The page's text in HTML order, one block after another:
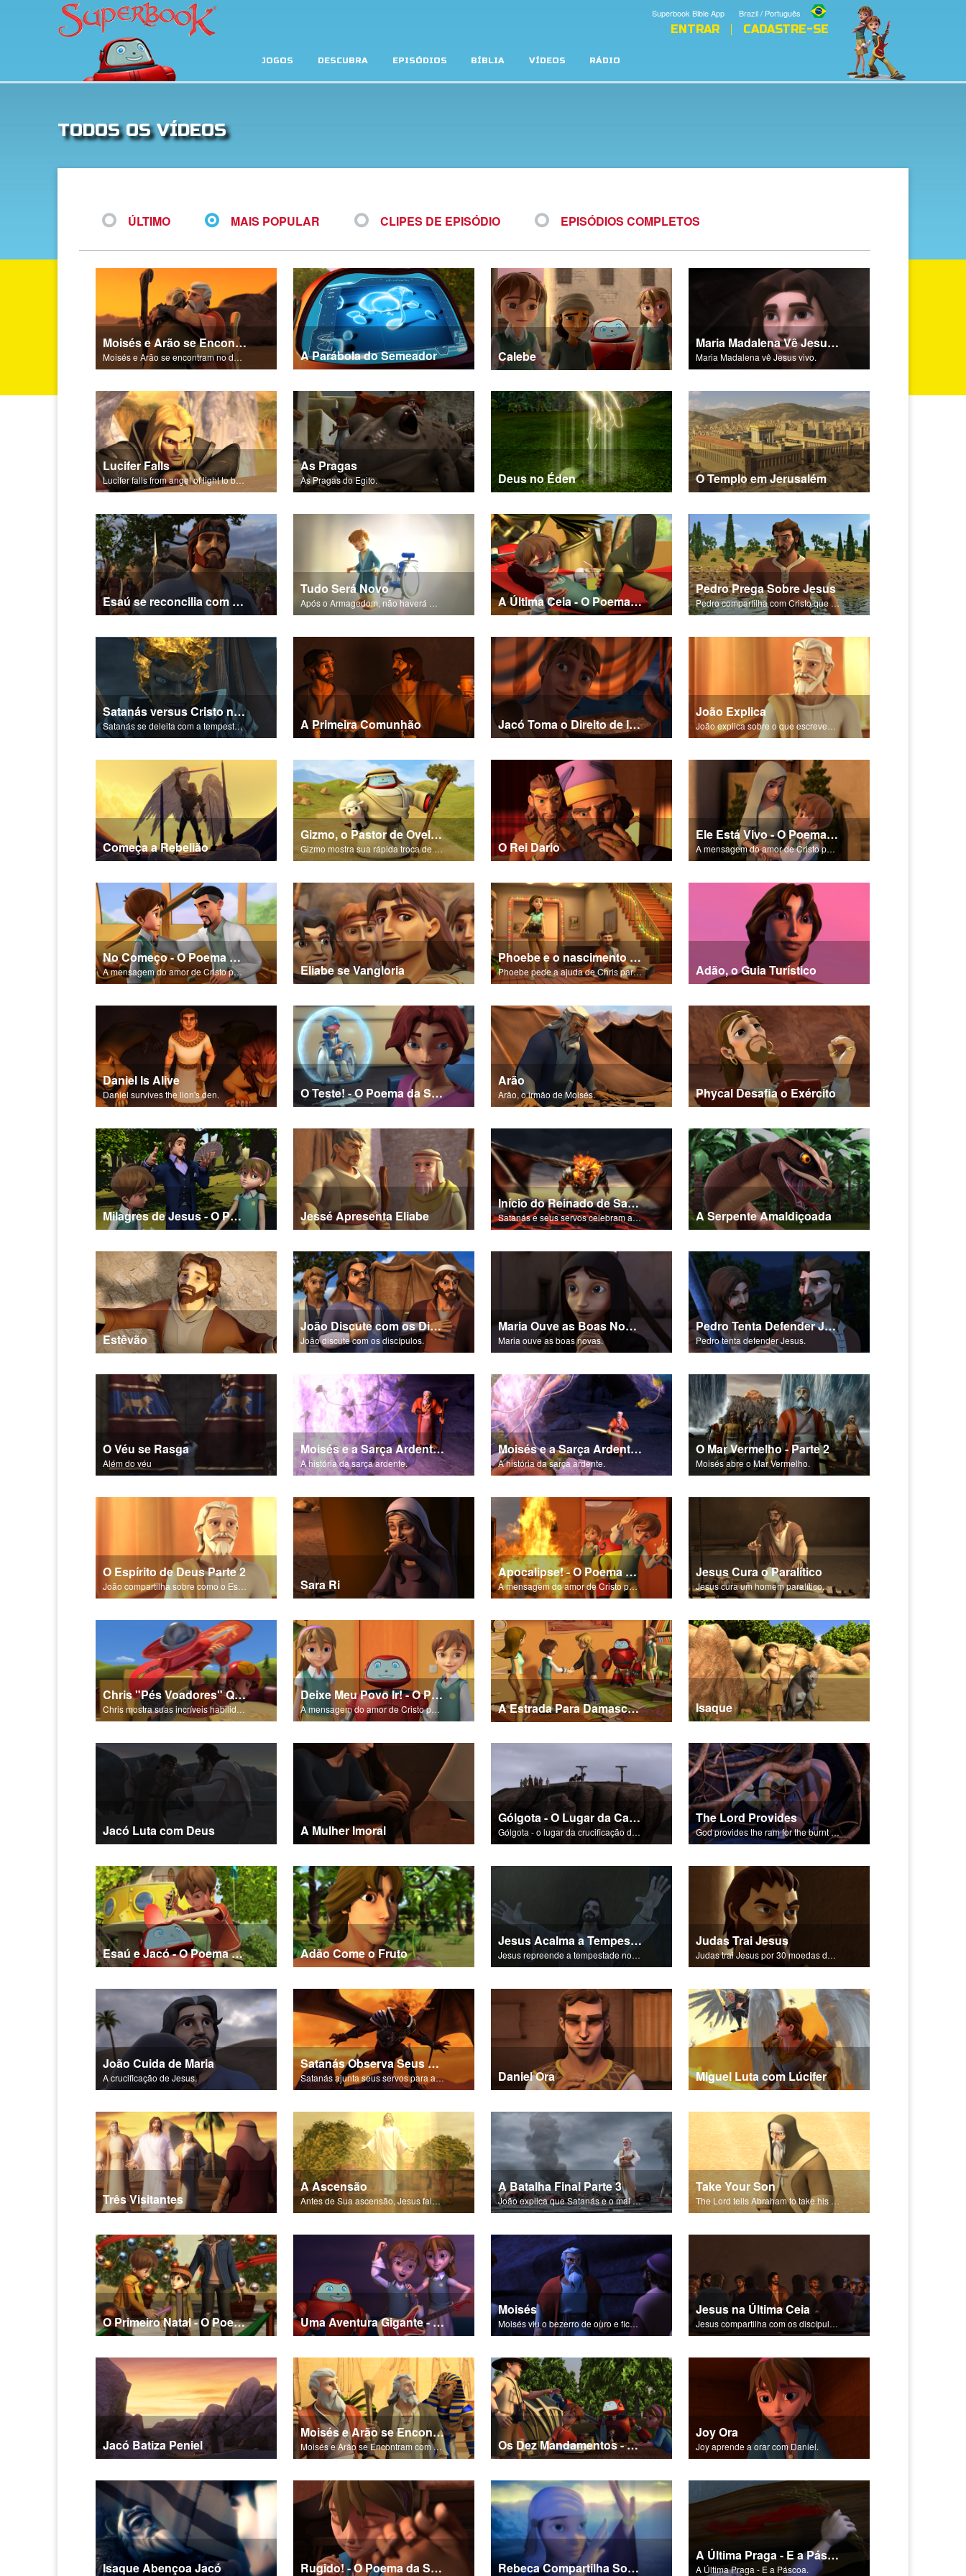
Brazil / Português
Superbook Bible App
ENTRAR CADASTRE-SE
JOGOS DESCUBRA EPISÓDIOS BÍBLIA VÍDEOS RÁDIO
TODOS OS VÍDEOS
ÚLTIMO MAIS POPULAR CLIPES DE EPISÓDIO EPISÓDIOS COMPLETOS
Moisés e Arão se Encontram no Deserto
Moisés e Arão se encontram no deserto. A Parábola do Semeador Calebe
Maria Madalena Vê Jesus Vivo
Maria Madalena vê Jesus vivo.
Lucifer Falls
Lucifer falls from angel of light to become Satan.
As Pragas
As Pragas do Egito. Deus no Éden O Templo em Jerusalém
Esaú se reconcilia com Jacó
Tudo Será Novo
A Última Ceia - O Poema da Salvação
Pedro Prega Sobre Jesus
Pedro compartilha com Cristo que os milagres de Jesus vêm de Deus.
Satanás versus Cristo na Tempestade
Satanás se deleita com a tempestade se aproximando na Galileia. A Primeira Comunhão Jacó Toma o Direito de Irmão Mais Velho de Esaú
João Explica
Começa a Rebelião
Gizmo, o Pastor de Ovelhas
Gizmo mostra sua rápida troca de habilidades e se torna um pastor de ovelhas. O Rei Dario
Ele Está Vivo - O Poema da Salvação
A mensagem do amor de Cristo por cada um de nós.
No Começo - O Poema da Salvação
A mensagem do amor de Cristo por cada um de nós. Eliabe se Vangloria
Phoebe e o nascimento de Jesus
Phoebe pede a ajuda de Chris para a cena do nascimento de Jesus. Adão, o Guia Turístico
Daniel Is Alive
Daniel survives the lion's den. O Teste! - O Poema da Salvação
Arão
Arão, o irmão de Moisés. Phycal Desafia o Exército
Milagres de Jesus - O Poema da Salvação Jessé Apresenta Eliabe
Início do Reinado de Satanás
Satanás e seus servos celebram a queda de Adão e Eva no Éden. A Serpente Amaldiçoada
Estêvão
João Discute com os Discípulos
João discute com os discípulos.
Maria Ouve as Boas Novas
Maria ouve as boas novas.
Pedro Tenta Defender Jesus
Pedro tenta defender Jesus.
O Véu se Rasga
Além do véu
Moisés e a Sarça Ardente - Parte 2
A história da sarça ardente.
Moisés e a Sarça Ardente - Parte 3
A história da sarça ardente.
O Mar Vermelho - Parte 2
Moisés abre o Mar Vermelho.
O Espírito de Deus Parte 2
Sara Ri
Apocalipse! - O Poema da Salvação
A mensagem do amor de Cristo por cada um de nós.
Jesus Cura o Paralítico
Jesus cura um homem paralítico.
Chris "Pés Voadores" Quantum
Chris mostra suas incríveis habilidades no skate para Joy e Gizmo.
Deixe Meu Povo Ir! - O Poema da Salvação
A mensagem do amor de Cristo por nós em "Deixe Meu Povo Ir!". A Estrada Para Damasco - O Poema da Salvação Isaque
Jacó Luta com Deus A Mulher Imoral
Gólgota - O Lugar da Caveira
Gólgota - o lugar da crucificação dEle.
The Lord Provides
God provides the ram for the burnt offering.
Esaú e Jacó - O Poema da Salvação Adão Come o Fruto
Jesus Acalma a Tempestade
Jesus repreende a tempestade no Mar da Galileia.
Judas Trai Jesus
Judas trai Jesus por 30 moedas de prata.
João Cuida de Maria
A crucificação de Jesus.
Satanás Observa Seus Servos
Satanás ajunta seus servos para a batalha final - o Armagedom! Daniel Ora Miguel Luta com Lúcifer
Três Visitantes
A Ascensão
Antes de Sua ascensão, Jesus fala aos discípulos sobre os Espírito Santo.
A Batalha Final Parte 3
João explica que Satanás e o mal foram destruídos para sempre.
Take Your Son
The Lord tells Abraham to take his son to Moriah.
O Primeiro Natal - O Poema da Salvação Uma Aventura Gigante - Um Poema de Salvação
Moisés
Moisés viu o bezerro de ouro e ficou completamente irado.
Jesus na Última Ceia
Jesus compartilha com os discípulos que um deles irá traí-Lo.
Jacó Batiza Peniel
Moisés e Arão se Encontram com Faraó
Moisés e Arão se Encontram com Faraó. Os Dez Mandamentos - O Poema da Salvação
Joy Ora
Joy aprende a orar com Daniel.
Isaque Abençoa Jacó Rugido! - O Poema da Salvação Rebeca Compartilha Sobre Esaú e Jacó
A Última Praga - E a Páscoa
A Última Praga - E a Páscoa.